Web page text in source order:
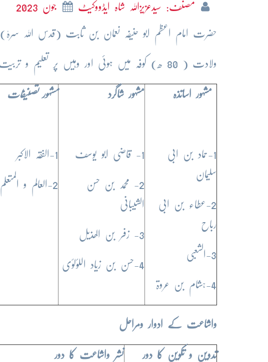
مصنف: سیدعزیزاللہ شاہ ایڈووکیٹ جون 2023
حضرت امام اعظم ابو حنیفہ نعمان بن ثابت (قدس اللہ سرہٗ)
ولادت ( 80 ھ) کوفہ میں ہوئی اور وہیں پر تعلیم و تربیت حاصل کی اور وصال (150ھ) بغداد میں ہوا-
مشہور اساتذہ
1-حماد بن ابی
سلیمان
2-عطاء بن ابی
رباح
3-الشعبی
4-ہشام بن عروۃ
مشہور شاگرد
1- قاضی ابو یوسف
2- محمد بن حسن
الشیبانی
3- زفر بن الھذیل
4-حسن بن زیاد اللؤلؤی
مشہور تصنیفات
1-الفقہ الاکبر
2-العالم و المتعلم
واشاعت کے ادوار ومراحل
تدوین و تکوین کا دور نشر واشاعت کا دور